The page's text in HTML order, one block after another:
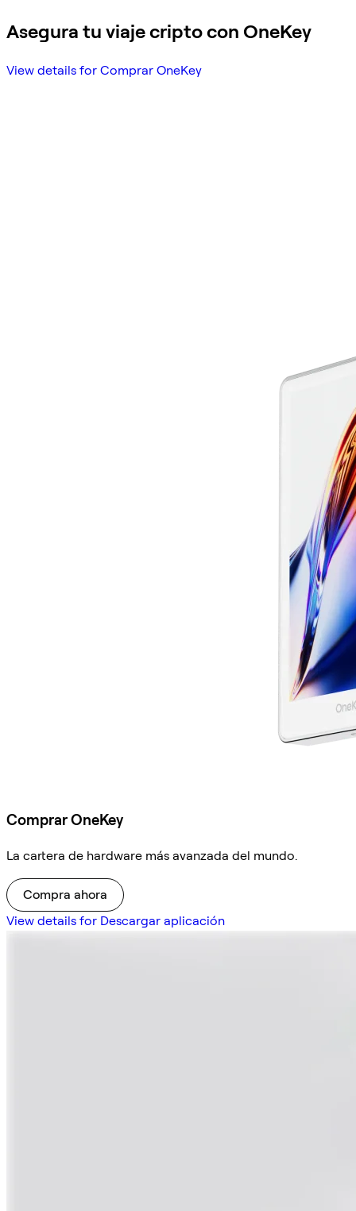
Asegura tu viaje cripto con OneKey
View details for Comprar OneKey
Comprar OneKey
La cartera de hardware más avanzada del mundo.
Compra ahora
View details for Descargar aplicación